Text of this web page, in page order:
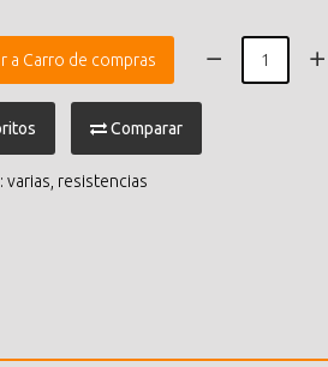
a Carro de compras
Comparar
varias resistencias